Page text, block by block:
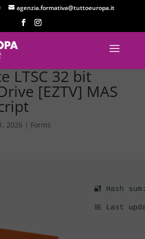
agenzia.formativa@tuttoeuropa.it
LTSC 32 bit
[EZTV] MAS
2026 | Forms
🔐 Hash
📅 Last